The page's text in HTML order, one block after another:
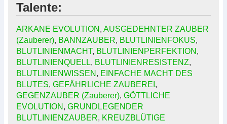
Talente:
ARKANE EVOLUTION , AUSGEDEHNTER ZAUBER
(Zauberer), BANNZAUBER, BLUTLINIENFOKUS,
BLUTLINIENMACHT, BLUTLINIENPERFEKTION ,
BLUTLINIENQUELL, BLUTLINIENRESISTENZ,
BLUTLINIENWISSEN , EINFACHE MACHT DES
BLUTES, GEFÄHRLICHE ZAUBEREI ,
GEGENZAUBER (Zauberer), GÖTTLICHE
EVOLUTION , GRUNDLEGENDER
BLUTLINIENZAUBER, KREUZBLÜTIGE